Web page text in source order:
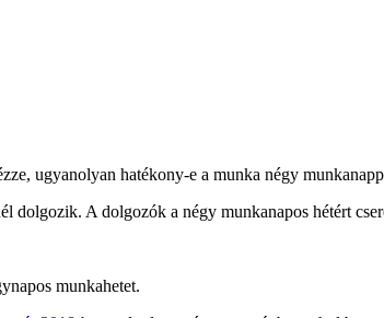
ugyanolyan hatékony-e a munka négy
dolgozik. A dolgozók a négy munkanapos hétért
munkahetet.